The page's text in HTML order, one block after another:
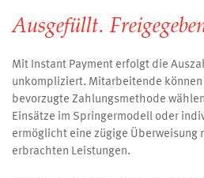
Ausgefüllt.
Mit Instant Payment erfolgt die
unkompliziert. Mitarbeitende
bevorzugte Zahlungsmethode
Einsätze im Springermodell oder
ermöglicht eine zügige Überweisung
erbrachten Leistungen.